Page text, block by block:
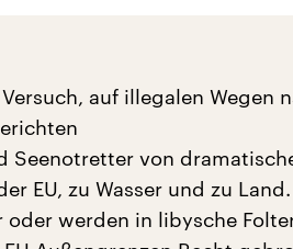
auf illegalen Wegen
Seenotretter von
EU, zu Wasser und zu Land.
werden in libysche